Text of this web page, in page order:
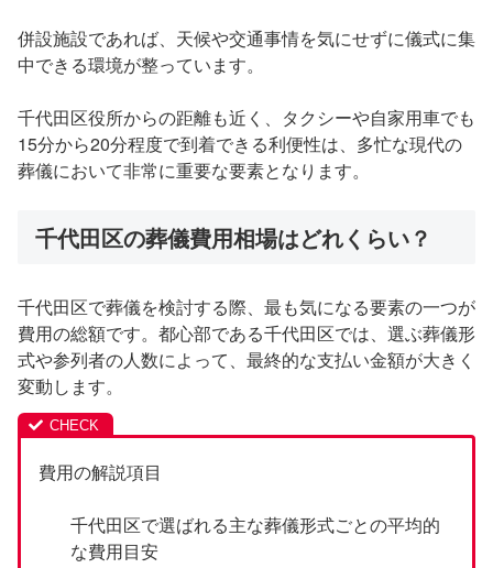
併設施設であれば、天候や交通事情を気にせずに儀式に集
中できる環境が整っています。
千代田区役所からの距離も近く、タクシーや自家用車でも
15分から20分程度で到着できる利便性は、多忙な現代の
葬儀において非常に重要な要素となります。
千代田区の葬儀費用相場はどれくらい？
千代田区で葬儀を検討する際、最も気になる要素の一つが
費用の総額です。都心部である千代田区では、選ぶ葬儀形
式や参列者の人数によって、最終的な支払い金額が大きく
変動します。
費用の解説項目
千代田区で選ばれる主な葬儀形式ごとの平均的
な費用目安